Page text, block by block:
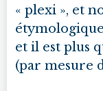
« plexi », et
et il est plus
(par mesure